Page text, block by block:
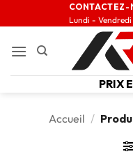
CONTACTEZ-
Lundi -
PRIX
Accueil /